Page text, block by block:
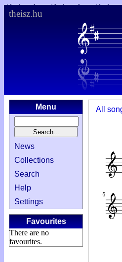
theisz.hu
Menu
News
Collections
Search
Help
Settings
Favourites
There are no
favourites.
All